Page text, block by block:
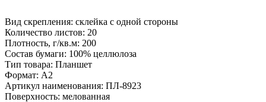
Вид скрепления: склейка с одной стороны
Количество листов: 20
Плотность, г/кв.м: 200
Состав бумаги: 100% целлюлоза
Тип товара: Планшет
Формат: A2
Артикул наименования: ПЛ-8923
Поверхность: мелованная